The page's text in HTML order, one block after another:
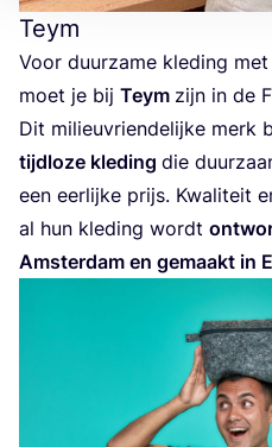
Teym
Voor duur­za­me kle­ding
moet je bij Teym zijn in de
Dit mili­eu­vrien­de­lij­ke merk
tijd­lo­ze kle­ding die
een eer­lij­ke prijs. Kwa­li­teit
al hun kle­ding wordt
Amster­dam en gemaakt in